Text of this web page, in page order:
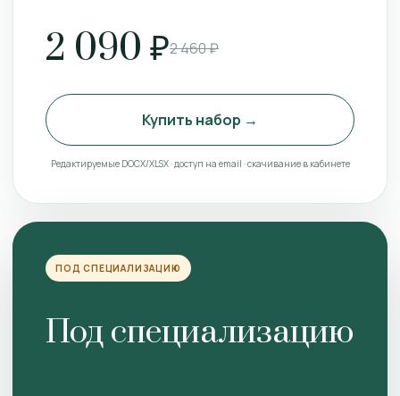
2 090 ₽2 460 ₽
Купить набор →
Редактируемые DOCX/XLSX · доступ на email · скачивание в кабинете
ПОД СПЕЦИАЛИЗАЦИЮ
Под специализацию